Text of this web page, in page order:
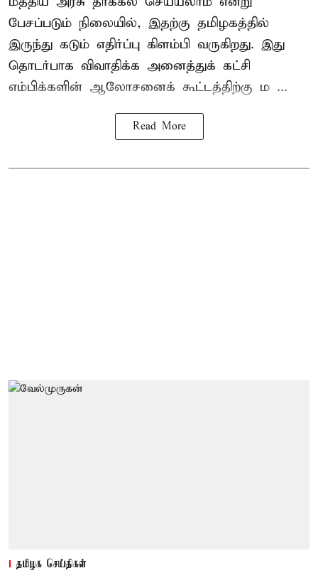
பேசப்படும் நிலையில், இதற்கு தமிழகத்தில்
இருந்து கடும் எதிர்ப்பு கிளம்பி வருகிறது. இது
தொடர்பாக விவாதிக்க அனைத்துக் கட்சி
எம்பிக்களின் ஆலோசனைக் கூட்டத்திற்கு ம ...
Read More
தமிழக செய்திகள்